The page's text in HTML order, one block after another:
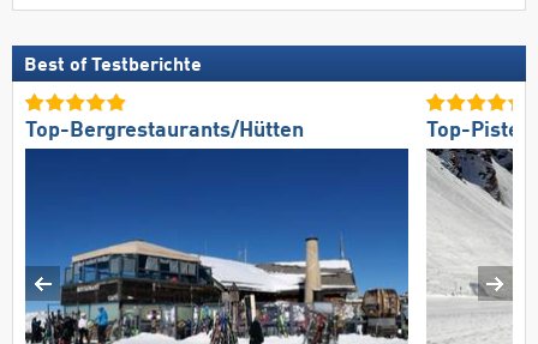
Best of Testberichte
Top-Bergrestaurants/Hütten Top-